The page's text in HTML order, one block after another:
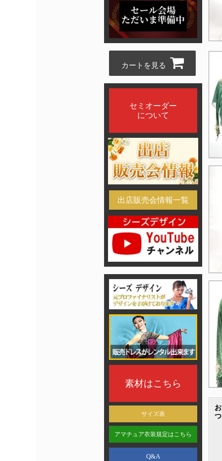
カートを見る
セミオーダー
について
出店販売会情報一覧
素材はこちら
サイズ表
アマチュア衣装規定はこちら
Q&A